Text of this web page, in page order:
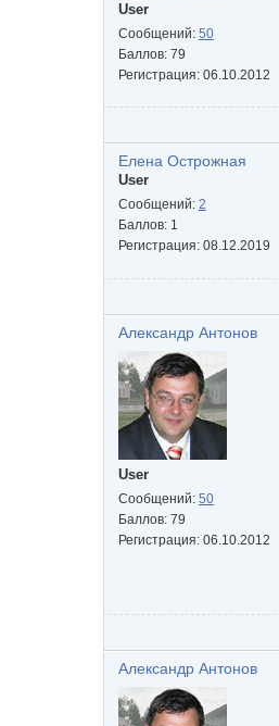
User
Сообщений: 50
Баллов: 79
Регистрация: 06.10.2012
Елена Острожная
User
Сообщений: 2
Баллов: 1
Регистрация: 08.12.2019
Александр Антонов
User
Сообщений: 50
Баллов: 79
Регистрация: 06.10.2012
Александр Антонов